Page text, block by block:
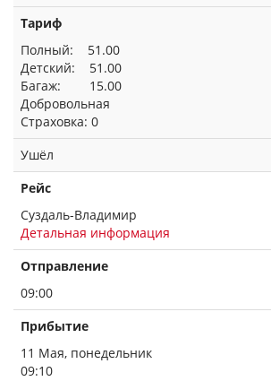
Тариф
Полный: 51.00
Детский: 51.00
Багаж: 15.00
Добровольная
Страховка: 0
Ушёл
Рейс
Суздаль-Владимир
Детальная информация
Отправление
09:00
Прибытие
11 Мая, понедельник
09:10